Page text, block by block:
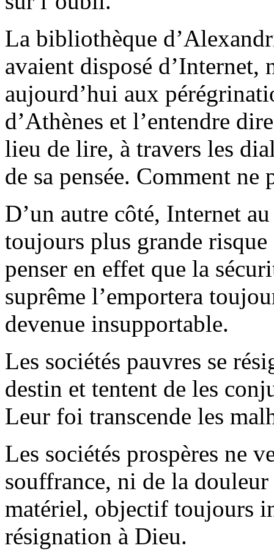
La bibliothèque
avaient disposé d’Internet,
aujourd’hui aux
d’Athènes et l’entendre
lieu de lire, à travers les
de sa pensée. Comment ne
D’un autre côté, Internet
toujours plus grande
penser en effet que la
suprême l’emportera
devenue insupportable.
Les sociétés pauvres se
destin et tentent de les
Leur foi transcende les
Les sociétés prospères ne
souffrance, ni de la
matériel, objectif toujours
résignation à Dieu.